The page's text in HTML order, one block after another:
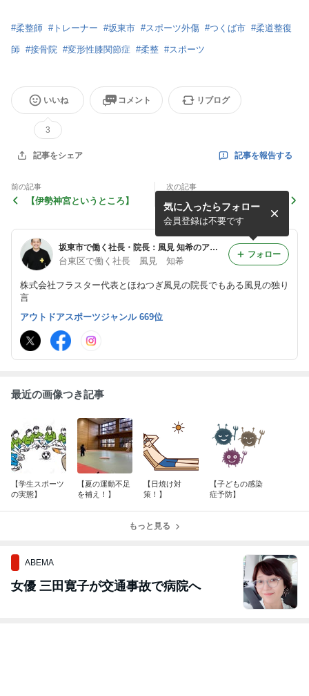
#柔整師 #トレーナー #坂東市 #スポーツ外傷 #つくば市 #柔道整復
師 #接骨院 #変形性膝関節症 #柔整 #スポーツ
いいね
3
コメント リブログ
記事をシェア 記事を報告する
前の記事
【伊勢神宮というところ】
次の記事
【熱帯魚を飼ってみる】
坂東市で働く社長・院長：風見 知希のアメブロ
台東区で働く社長 風見 知希
株式会社フラスター代表とほねつぎ風見の院長でもある風見の独り
言
気に入ったらフォロー
会員登録は不要です
フォロー
アウトドアスポーツジャンル 669位
最近の画像つき記事
【学生スポーツ
の実態】
【夏の運動不足
を補え！】
【日焼け対
策！】
【子どもの感染
症予防】
もっと見る
ABEMA
女優 三田寛子が交通事故で病院へ